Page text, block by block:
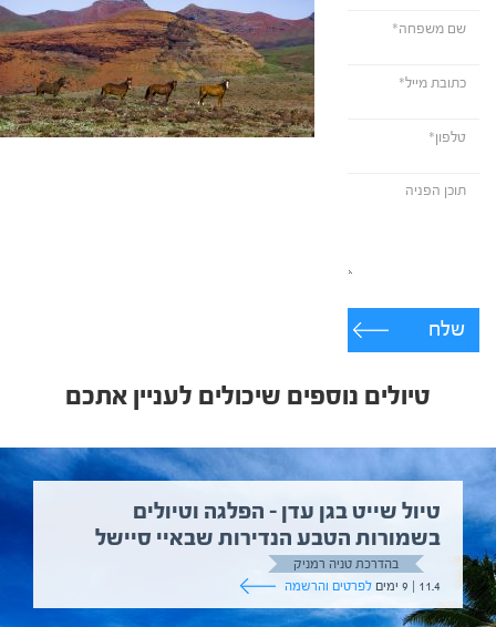
שלח
טיולים נוספים שיכולים לעניין אתכם
טיול שייט בגן עדן – הפלגה וטיולים
בשמורות הטבע הנדירות שבאיי סיישל
בהדרכת טניה רמניק
11.4 | 9 ימים
לפרטים והרשמה